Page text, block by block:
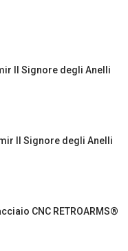
Il Signore degli Anelli
Il Signore degli Anelli
CNC RETROARMS®